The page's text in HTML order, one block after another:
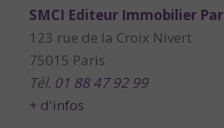
SMCI Editeur Immobilier
123 rue de la Croix Nivert
75015 Paris
Tél. 01 88 47 92 99
+ d'infos